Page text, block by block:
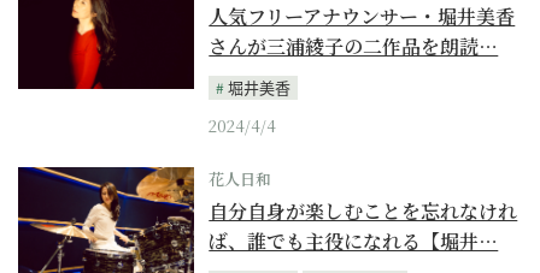
人気フリーアナウンサー・堀井美香
さんが三浦綾子の二作品を朗読…
堀井美香
2024/4/4
花人日和
自分自身が楽しむことを忘れなけれ
ば、誰でも主役になれる【堀井…